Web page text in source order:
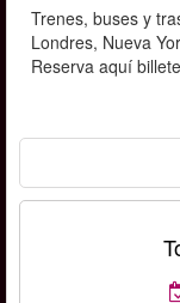
Trenes, buses y
Londres, Nueva
Reserva aquí